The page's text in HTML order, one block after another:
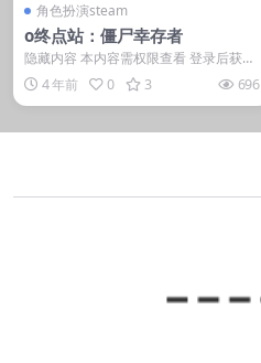
角色扮演steam
o终点站：僵尸幸存者
隐藏内容 本内容需权限查看 登录后获取
普通用户: 1游戏币星耀: 解锁最强王者...
4 年前 0 3 696